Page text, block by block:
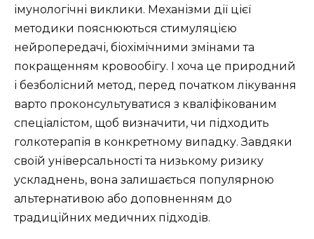
імунологічні виклики. Механізми дії цієї
методики пояснюються стимуляцією
нейропередачі, біохімічними змінами та
покращенням кровообігу. І хоча це природний
і безболісний метод, перед початком лікування
варто проконсультуватися з кваліфікованим
спеціалістом, щоб визначити, чи підходить
голкотерапія в конкретному випадку. Завдяки
своїй універсальності та низькому ризику
ускладнень, вона залишається популярною
альтернативою або доповненням до
традиційних медичних підходів.